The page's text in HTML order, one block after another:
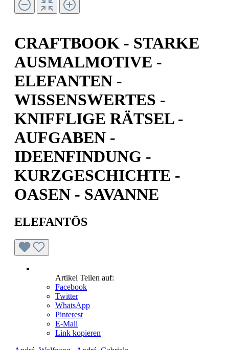
CRAFTBOOK - STARKE
AUSMALMOTIVE -
ELEFANTEN -
WISSENSWERTES -
KNIFFLIGE RÄTSEL -
AUFGABEN -
IDEENFINDUNG -
KURZGESCHICHTE -
OASEN - SAVANNE
ELEFANTÖS
Artikel Teilen auf:
Facebook
Twitter
WhatsApp
Pinterest
E-Mail
Link kopieren